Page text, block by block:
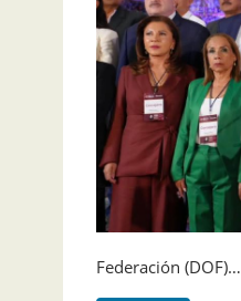
Federación (DOF)…